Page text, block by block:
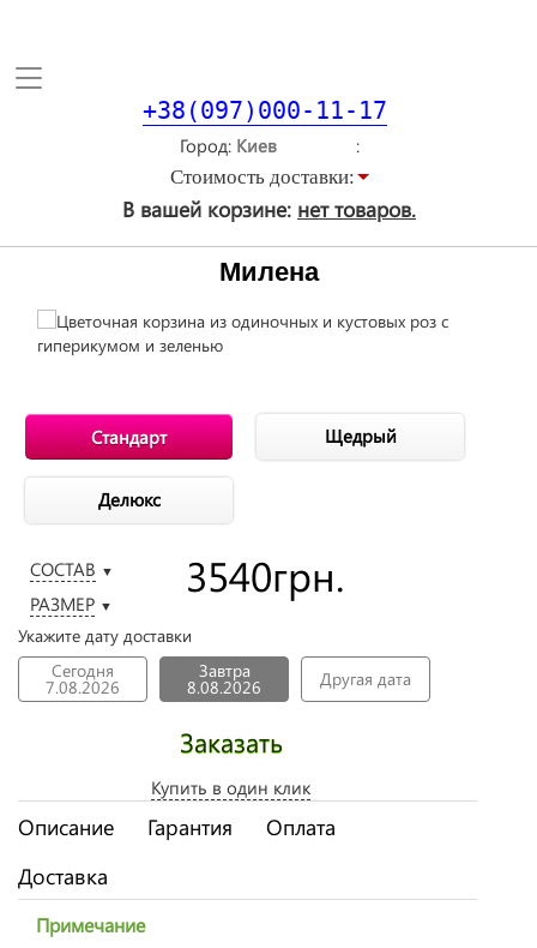
Toggle
+38(097)000-11-17
Город
Стоимость доставки:
В вашей корзине: нет товаров.
Милена
Стандарт Щедрый
Делюкс
СОСТАВ ▼
РАЗМЕР ▼
3540грн.
Укажите дату доставки
Сегодня
7.08.2026
Завтра
8.08.2026 Другая дата
Заказать
Купить в один клик
Описание Гарантия
Оплата
Доставка
Примечание